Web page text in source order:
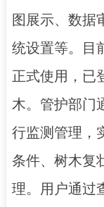
图展示、数据
统设置等。目
正式使用，已
木。管护部门
行监测管理，
条件、树木复
理。用户通过